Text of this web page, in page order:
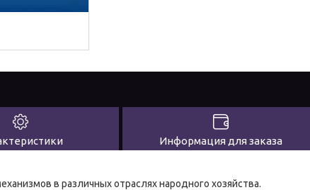
Информация для заказа
в различных отраслях народного хозяйства.